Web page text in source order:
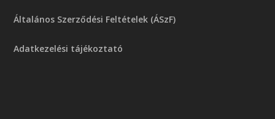
Általános Szerződési Feltételek (ÁSzF)
Adatkezelési tájékoztató